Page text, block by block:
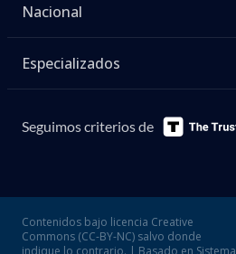
Nacional
Especializados
Seguimos criterios de
Contenidos bajo licencia Creative
Commons (CC-BY-NC) salvo donde
indique lo contrario. | Basado en Sistema